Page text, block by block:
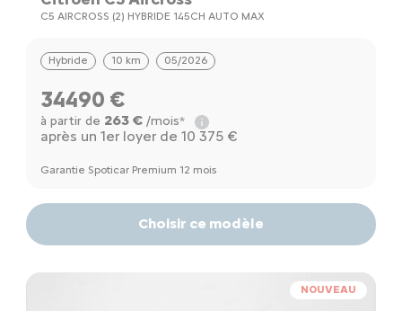
C5 AIRCROSS (2) HYBRIDE 145CH AUTO MAX
Hybride 10 km 05/2026
34490 €
à partir de 263 €/mois*
après un 1er loyer de 10 375 €
Garantie Spoticar Premium 12 mois
Choisir ce modèle
NOUVEAU